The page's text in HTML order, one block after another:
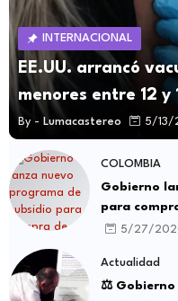
INTERNACIONAL
EE.UU. arrancó
menores entre 12 y
By - Lumacastereo 5/13/
COLOMBIA
Gobierno
para
5/27/
Actualidad
⚖️ Gobierno